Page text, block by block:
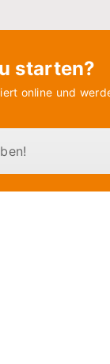
starten?
online und